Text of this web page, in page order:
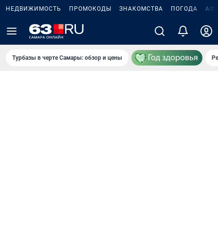
НЕДВИЖИМОСТЬ ПРОМОКОДЫ ЗНАКОМСТВА ПОГОДА
Турбазы в черте Самары: обзор и цены